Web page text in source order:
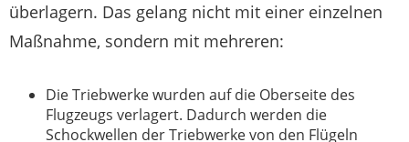
überlagern. Das gelang nicht mit einer einzelnen
Maßnahme, sondern mit mehreren:
Die Triebwerke wurden auf die Oberseite des
Flugzeugs verlagert. Dadurch werden die
Schockwellen der Triebwerke von den Flügeln